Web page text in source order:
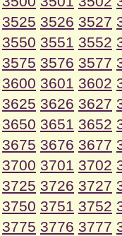
3525 3526 3527
3550 3551 3552
3575 3576 3577
3600 3601 3602
3625 3626 3627
3650 3651 3652
3675 3676 3677
3700 3701 3702
3725 3726 3727
3750 3751 3752
3775 3776 3777